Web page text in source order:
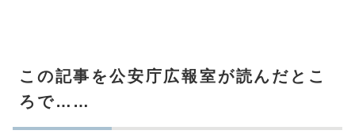
この記事を公安庁広報室が読んだとこ
ろで……